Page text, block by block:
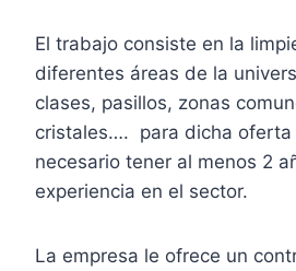
El trabajo consiste en la
diferentes áreas de la
clases, pasillos, zonas
cristales…. para dicha oferta
necesario tener al menos 2
experiencia en el sector.
La empresa le ofrece un